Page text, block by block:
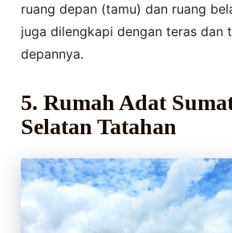
ruang depan (tamu) dan ruang
juga dilengkapi dengan teras dan
depannya.
5. Rumah Adat
Selatan Tatahan